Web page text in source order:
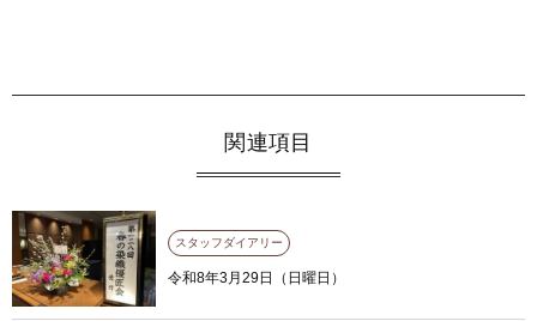
関連項目
スタッフダイアリー
令和8年3月29日（日曜日）